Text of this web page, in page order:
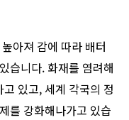
아져 감에 따라 배터
습니다. 화재를 염려해
있고, 세계 각국의 정
를 강화해나가고 있습